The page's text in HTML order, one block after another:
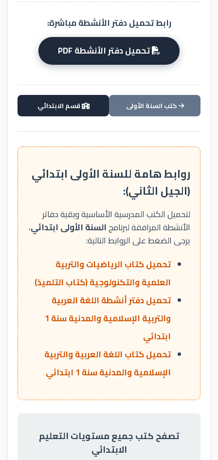
رابط تحميل دفتر الأنشطة مباشرة:
تحميل دفتر الأنشطة PDF
كتب السنة الأولى قسم الابتدائي
روابط هامة للسنة الأولى ابتدائي
(الجيل الثاني):
لتحميل الكتب المدرسية الأساسية وبقية دفاتر
الأنشطة المرافقة لبرنامجالسنة الأولى ابتدائي،
يرجى الضغط على الروابط التالية:
تحميل كتاب الرياضيات والتربية
العلمية والتكنولوجية (كتاب التلميذ)
تحميل دفتر أنشطة اللغة العربية
والتربية الإسلامية والمدنية سنة 1
ابتدائي
تحميل كتاب اللغة العربية والتربية
الإسلامية والمدنية سنة 1 ابتدائي
تصفح كتب جميع مستويات التعليم
الابتدائي